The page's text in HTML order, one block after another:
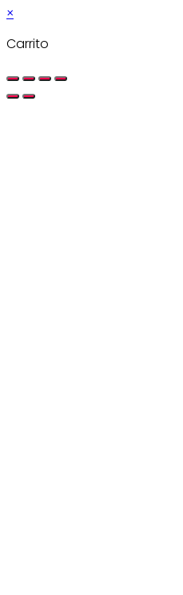
×
Carrito